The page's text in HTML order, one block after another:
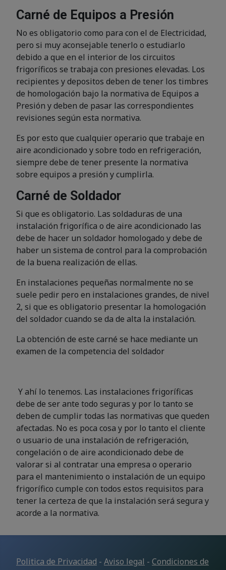
Carné de Equipos a Presión
No es obligatorio como para con el de Electricidad,
pero si muy aconsejable tenerlo o estudiarlo
debido a que en el interior de los circuitos
frigoríficos se trabaja con presiones elevadas. Los
recipientes y depositos deben de tener los timbres
de homologación bajo la normativa de Equipos a
Presión y deben de pasar las correspondientes
revisiones según esta normativa.
Es por esto que cualquier operario que trabaje en
aire acondicionado y sobre todo en refrigeración,
siempre debe de tener presente la normativa
sobre equipos a presión y cumplirla.
Carné de Soldador
Si que es obligatorio. Las soldaduras de una
instalación frigorífica o de aire acondicionado las
debe de hacer un soldador homologado y debe de
haber un sistema de control para la comprobación
de la buena realización de ellas.
En instalaciones pequeñas normalmente no se
suele pedir pero en instalaciones grandes, de nivel
2, si que es obligatorio presentar la homologación
del soldador cuando se da de alta la instalación.
La obtención de este carné se hace mediante un
examen de la competencia del soldador
Y ahí lo tenemos. Las instalaciones frigoríficas
debe de ser ante todo seguras y por lo tanto se
deben de cumplir todas las normativas que queden
afectadas. No es poca cosa y por lo tanto el cliente
o usuario de una instalación de refrigeración,
congelación o de aire acondicionado debe de
valorar si al contratar una empresa o operario
para el mantenimiento o instalación de un equipo
frigorífico cumple con todos estos requisitos para
tener la certeza de que la instalación será segura y
acorde a la normativa.
Politica de Privacidad - Aviso legal - Condiciones de